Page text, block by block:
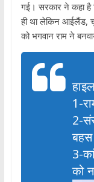
गई। सरकार ने कहा है
ही था लेकिन आईलैंड,
को भगवान राम ने
1-
2-
बहस
3-
को